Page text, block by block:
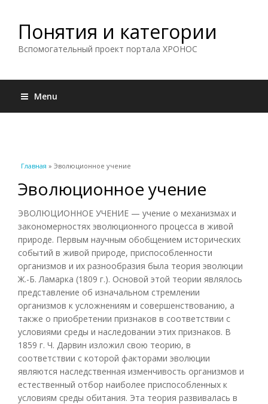
Понятия и категории
Вспомогательный проект портала ХРОНОС
Menu
Вы здесь
Главная » Эволюционное учение
Эволюционное учение
ЭВОЛЮЦИОННОЕ УЧЕНИЕ — учение о механизмах и
закономерностях эволюционного процесса в живой
природе. Первым научным обобщением исторических
событий в живой природе, приспособленности
организмов и их разнообразия была теория эволюции
Ж.-Б. Ламарка (1809 г.). Основой этой теории являлось
представление об изначальном стремлении
организмов к усложнениям и совершенствованию, а
также о приобретении признаков в соответствии с
условиями среды и наследовании этих признаков. В
1859 г. Ч. Дарвин изложил свою теорию, в
соответствии с которой факторами эволюции
являются наследственная изменчивость организмов и
естественный отбор наиболее приспособленных к
условиям среды обитания. Эта теория развивалась в